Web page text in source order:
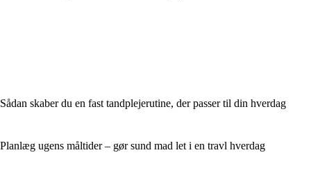
Sådan skaber du en fast tandplejerutine, der passer til din hverdag
Planlæg ugens måltider – gør sund mad let i en travl hverdag